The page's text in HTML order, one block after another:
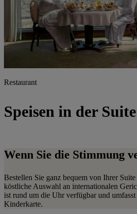
Restaurant
Speisen in der Suite
Wenn Sie die Stimmung
Bestellen Sie ganz bequem von Ihrer
köstliche Auswahl an internationalen
ist rund um die Uhr verfügbar und umfasst
Kinderkarte.